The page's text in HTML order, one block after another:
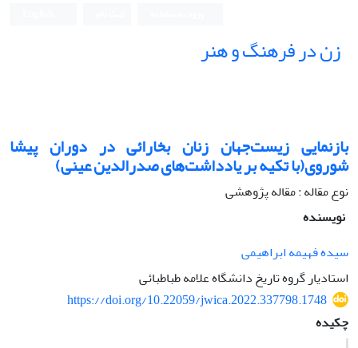
زن در فرهنگ و هنر
بازنمایی زیست‌جهان زنان بخارائی در دوران پیشا
شوروی(با تکیه بر یادداشت‌های صدرالدین عینی)
نوع مقاله : مقاله پژوهشی
نویسنده
سیده فهیمه ابراهیمی
استادیار گروه تاریخ دانشگاه علامه طباطبائی
https://doi.org/10.22059/jwica.2022.337798.1748
چکیده